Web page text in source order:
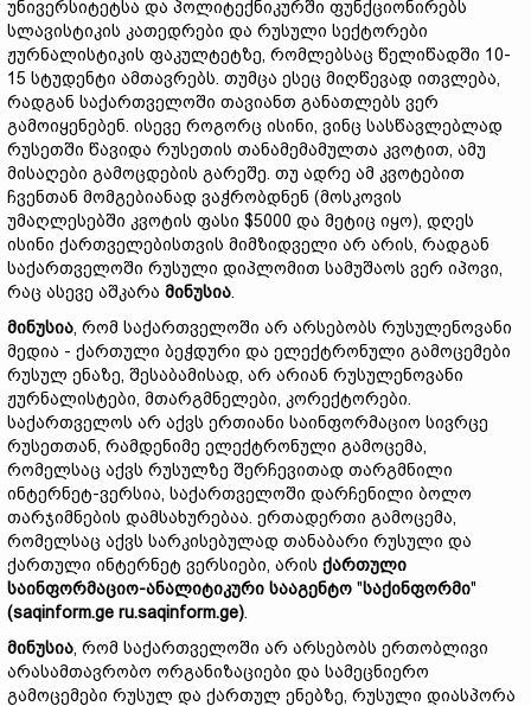
უნივერსიტეტსა და პოლიტექნიკურში ფუნქციონირებს
სლავისტიკის კათედრები და რუსული სექტორები
ჟურნალისტიკის ფაკულტეტზე, რომლებსაც წელიწადში 10-
15 სტუდენტი ამთავრებს. თუმცა ესეც მიღწევად ითვლება,
რადგან საქართველოში თავიანთ განათლებს ვერ
გამოიყენებენ. ისევე როგორც ისინი, ვინც სასწავლებლად
რუსეთში წავიდა რუსეთის თანამემამულთა კვოტით, ამუ
მისაღები გამოცდების გარეშე. თუ ადრე ამ კვოტებით
ჩვენთან მომგებიანად ვაჭრობდნენ (მოსკოვის
უმაღლესებში კვოტის ფასი $5000 და მეტიც იყო), დღეს
ისინი ქართველებისთვის მიმზიდველი არ არის, რადგან
საქართველოში რუსული დიპლომით სამუშაოს ვერ იპოვი,
რაც ასევე აშკარა მინუსია.
მინუსია, რომ საქართველოში არ არსებობს რუსულენოვანი
მედია - ქართული ბეჭდური და ელექტრონული გამოცემები
რუსულ ენაზე, შესაბამისად, არ არიან რუსულენოვანი
ჟურნალისტები, მთარგმნელები, კორექტორები.
საქართველოს არ აქვს ერთიანი საინფორმაციო სივრცე
რუსეთთან, რამდენიმე ელექტრონული გამოცემა,
რომელსაც აქვს რუსულზე შერჩევითად თარგმნილი
ინტერნეტ-ვერსია, საქართველოში დარჩენილი ბოლო
თარჯიმნების დამსახურებაა. ერთადერთი გამოცემა,
რომელსაც აქვს სარკისებულად თანაბარი რუსული და
ქართული ინტერნეტ ვერსიები, არის ქართული
საინფორმაციო-ანალიტიკური სააგენტო "საქინფორმი"
(saqinform.ge ru.saqinform.ge).
მინუსია, რომ საქართველოში არ არსებობს ერთობლივი
არასამთავრობო ორგანიზაციები და სამეცნიერო
გამოცემები რუსულ და ქართულ ენებზე, რუსული დიასპორა